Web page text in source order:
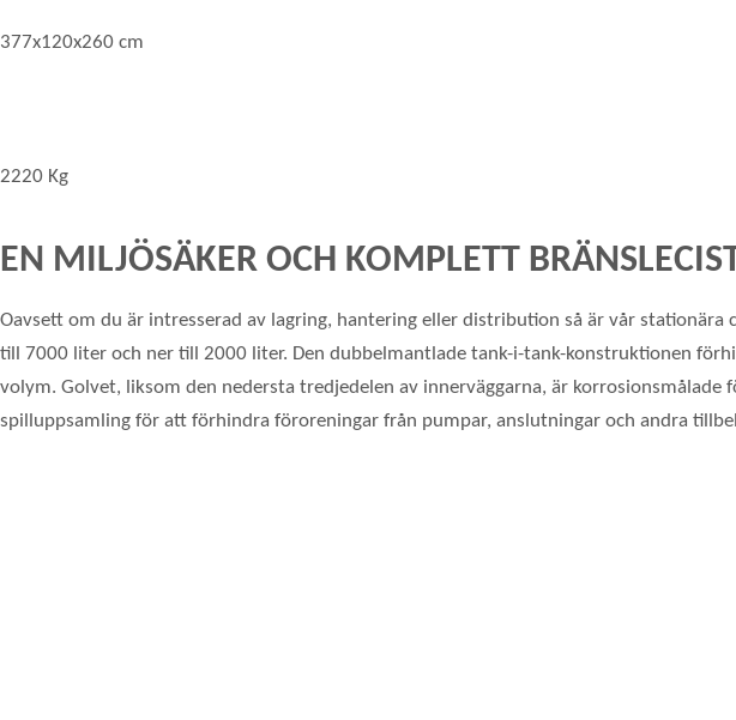
377x120x260 cm
2220 Kg
EN MILJÖSÄKER OCH KOMPLETT
Oavsett om du är intresserad av lagring, hantering eller distribution så är vår
till 7000 liter och ner till 2000 liter. Den dubbelmantlade tank-i-tank-konstruktionen
volym. Golvet, liksom den nedersta tredjedelen av innerväggarna, är
spilluppsamling för att förhindra föroreningar från pumpar, anslutningar och andra